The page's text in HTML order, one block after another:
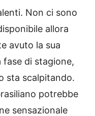
Non ci sono
allora
avuto la sua
fase di stagione,
sta scalpitando.
potrebbe
sensazionale